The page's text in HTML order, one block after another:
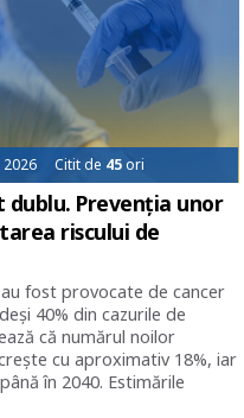
2026 Citit de 45ori
dublu. Prevenţia unor
riscului de
fost provocate de cancer
40% din cazurile de
că numărul noilor
cu aproximativ 18%, iar
în 2040. Estimările